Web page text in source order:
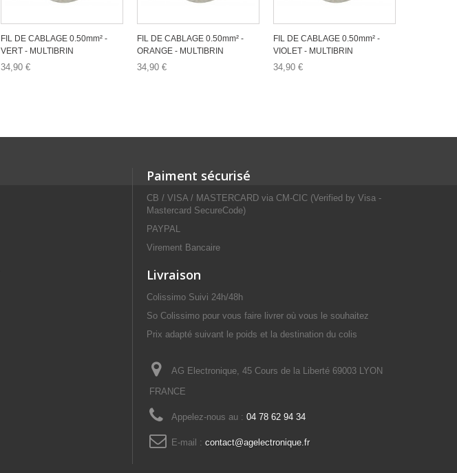
FIL DE CABLAGE 0.50mm² -
VERT - MULTIBRIN
34,90 €
FIL DE CABLAGE 0.50mm² -
ORANGE - MULTIBRIN
34,90 €
FIL DE CABLAGE 0.50mm² -
VIOLET - MULTIBRIN
34,90 €
Paiment sécurisé
CB / VISA / MASTERCARD via CM-CIC (Verified by Visa -
Mastercard SecureCode)
PAYPAL
Virement Bancaire
Livraison
Colissimo Suivi 24h/48h
So Colissimo pour vous faire livrer où vous le souhaitez
Prix adapté suivant le poids et la destination du colis
AG Electronique, 45 Cours de la Liberté 69003 LYON
FRANCE
Appelez-nous au : 04 78 62 94 34
E-mail : contact@agelectronique.fr